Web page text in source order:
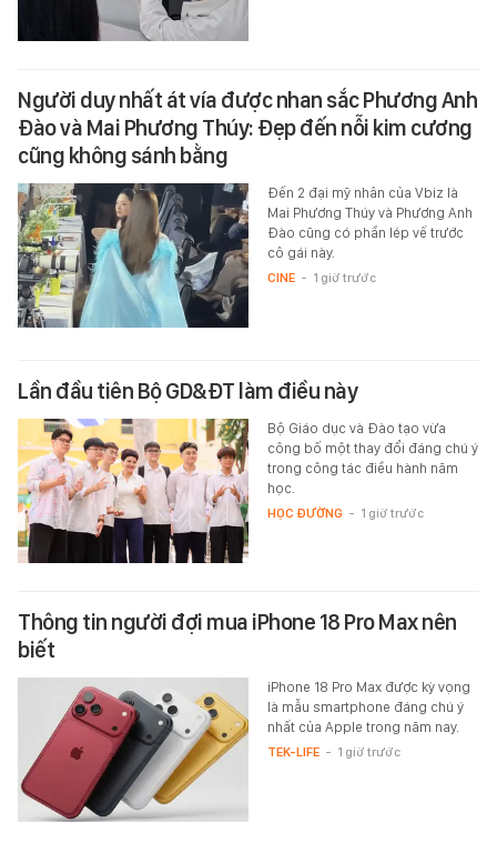
Người duy nhất át vía được nhan sắc Phương Anh
Đào và Mai Phương Thúy: Đẹp đến nỗi kim cương
cũng không sánh bằng
Đến 2 đại mỹ nhân của Vbiz là
Mai Phương Thúy và Phương Anh
Đào cũng có phần lép vế trước
cô gái này.
CINE - 1 giờ trước
Lần đầu tiên Bộ GD&ĐT làm điều này
Bộ Giáo dục và Đào tạo vừa
công bố một thay đổi đáng chú ý
trong công tác điều hành năm
học.
HỌC ĐƯỜNG - 1 giờ trước
Thông tin người đợi mua iPhone 18 Pro Max nên
biết
iPhone 18 Pro Max được kỳ vọng
là mẫu smartphone đáng chú ý
nhất của Apple trong năm nay.
TEK-LIFE - 1 giờ trước